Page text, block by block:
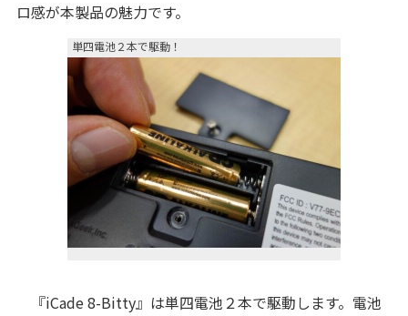
ロ感が本製品の魅力です。
単四電池２本で駆動！
『iCade 8-Bitty』は単四電池２本で駆動します。電池